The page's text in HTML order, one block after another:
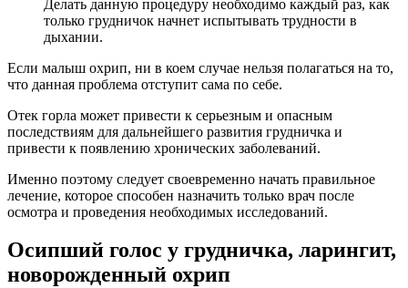
Делать данную процедуру необходимо каждый раз, как
только грудничок начнет испытывать трудности в
дыхании.
Если малыш охрип, ни в коем случае нельзя полагаться на то,
что данная проблема отступит сама по себе.
Отек горла может привести к серьезным и опасным
последствиям для дальнейшего развития грудничка и
привести к появлению хронических заболеваний.
Именно поэтому следует своевременно начать правильное
лечение, которое способен назначить только врач после
осмотра и проведения необходимых исследований.
Осипший голос у грудничка, ларингит,
новорожденный охрип